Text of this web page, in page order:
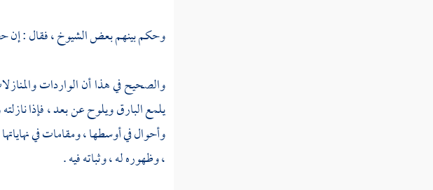
وحكم بينهم بعض الشيوخ ، فقال : إن
والصحيح في هذا أن الواردات
يلمع البارق ويلوح عن بعد ، فإذا
وأحوال في أوسطها ، ومقامات في
، وظهوره له ، وثباته فيه .